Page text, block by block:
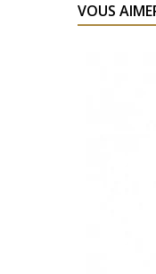
VOUS